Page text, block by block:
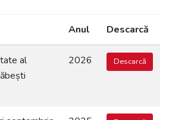
Anul Descarcă
al
2026 Descarcă